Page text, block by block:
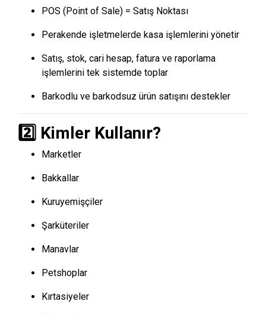
POS (Point of Sale) = Satış Noktası
Perakende işletmelerde kasa işlemlerini yönetir
Satış, stok, cari hesap, fatura ve raporlama
işlemlerini tek sistemde toplar
Barkodlu ve barkodsuz ürün satışını destekler
2️⃣ Kimler Kullanır?
Marketler
Bakkallar
Kuruyemişçiler
Şarküteriler
Manavlar
Petshoplar
Kırtasiyeler